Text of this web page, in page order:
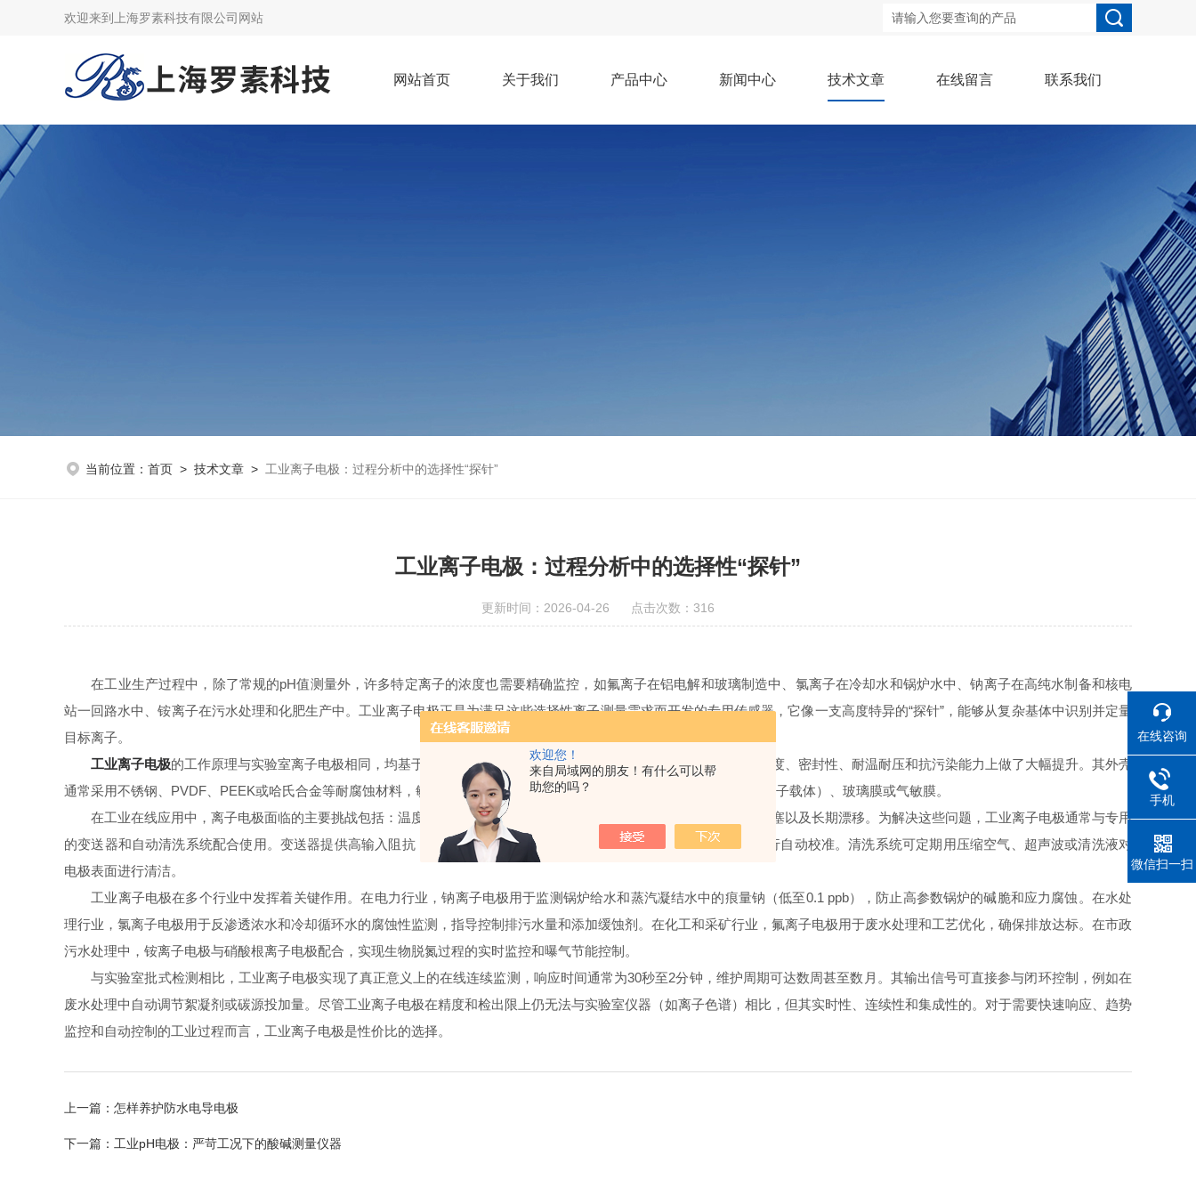
欢迎您！
来自局域网的朋友！有什么可以帮
助您的吗？
欢迎来到上海罗素科技有限公司网站
网站首页 关于我们 产品中心 新闻中心 技术文章 在线留言 联系我们
当前位置： 首页 > 技术文章 > 工业离子电极：过程分析中的选择性“探针”
工业离子电极：过程分析中的选择性“探针”
更新时间：2026-04-26 点击次数：316
在工业生产过程中，除了常规的pH值测量外，许多特定离子的浓度也需要精确监控，如氟离子在铝电解和玻璃制造中、氯离子在冷却水和锅炉水中、钠离子在高纯水制备和核电
站一回路水中、铵离子在污水处理和化肥生产中。工业离子电极正是为满足这些选择性离子测量需求而开发的专用传感器，它像一支高度特异的“探针”，能够从复杂基体中识别并定量
目标离子。
工业离子电极的工作原理与实验室离子电极相同，均基于能斯特方程和离子选择性膜。不同的是，工业电极在机械强度、密封性、耐温耐压和抗污染能力上做了大幅提升。其外壳
通常采用不锈钢、PVDF、PEEK或哈氏合金等耐腐蚀材料，敏感膜可选择固态晶体膜（如氟化镧单晶）、高分子膜（含离子载体）、玻璃膜或气敏膜。
在工业在线应用中，离子电极面临的主要挑战包括：温度波动、离子强度变化、干扰离子、有机物污染、悬浮固体堵塞以及长期漂移。为解决这些问题，工业离子电极通常与专用
的变送器和自动清洗系统配合使用。变送器提供高输入阻抗（>10¹²Ω）和温度补偿功能，同时可存储校准曲线并定期执行自动校准。清洗系统可定期用压缩空气、超声波或清洗液对
电极表面进行清洁。
工业离子电极在多个行业中发挥着关键作用。在电力行业，钠离子电极用于监测锅炉给水和蒸汽凝结水中的痕量钠（低至0.1 ppb），防止高参数锅炉的碱脆和应力腐蚀。在水处
理行业，氯离子电极用于反渗透浓水和冷却循环水的腐蚀性监测，指导控制排污水量和添加缓蚀剂。在化工和采矿行业，氟离子电极用于废水处理和工艺优化，确保排放达标。在市政
污水处理中，铵离子电极与硝酸根离子电极配合，实现生物脱氮过程的实时监控和曝气节能控制。
与实验室批式检测相比，工业离子电极实现了真正意义上的在线连续监测，响应时间通常为30秒至2分钟，维护周期可达数周甚至数月。其输出信号可直接参与闭环控制，例如在
废水处理中自动调节絮凝剂或碳源投加量。尽管工业离子电极在精度和检出限上仍无法与实验室仪器（如离子色谱）相比，但其实时性、连续性和集成性的。对于需要快速响应、趋势
监控和自动控制的工业过程而言，工业离子电极是性价比的选择。
上一篇： 怎样养护防水电导电极
下一篇： 工业pH电极：严苛工况下的酸碱测量仪器
在线咨询
手机
微信扫一扫